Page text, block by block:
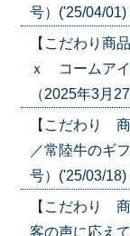
号）('25/04/01)
【こだわり商
ｘ コームアイ
（2025年3月
【こだわり
／常陸牛のギ
号）('25/03/18)
【こだわり
客の声に応え